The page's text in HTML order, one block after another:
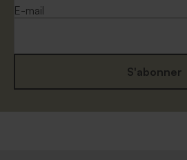
E-mail
S'abonner